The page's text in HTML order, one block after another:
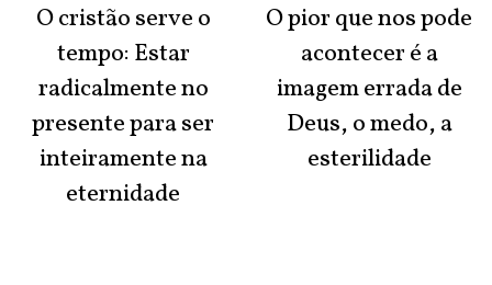
O cristão serve o
tempo: Estar
radicalmente no
presente para ser
inteiramente na
eternidade
O pior que nos pode
acontecer é a
imagem errada de
Deus, o medo, a
esterilidade